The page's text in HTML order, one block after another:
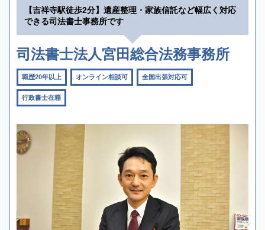
【吉祥寺駅徒歩2分】遺産整理・家族信託など幅広く対応
できる司法書士事務所です
司法書士法人宮田総合法務事務所
職歴20年以上 オンライン相談可 全国出張対応可
行政書士在籍